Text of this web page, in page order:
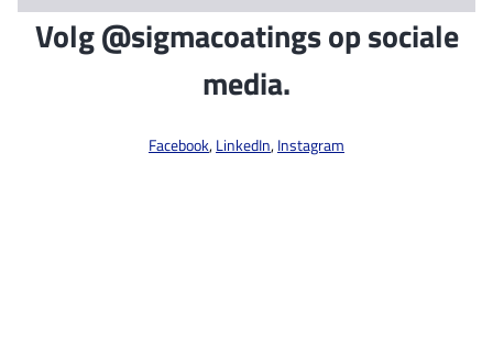
Volg @sigmacoatings op sociale
media.
Facebook,LinkedIn,Instagram